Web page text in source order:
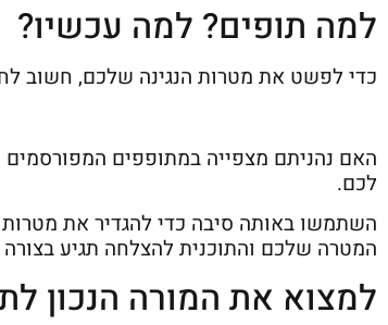
למה תופים? למה עכשיו?
כדי לפשט את מטרות הנגינה שלכם, חשוב
האם נהניתם מצפייה במתופפים
לכם.
השתמשו באותה סיבה כדי להגדיר את מטרות
המטרה שלכם והתוכנית להצלחה תגיע בצורה
למצוא את המורה הנכון